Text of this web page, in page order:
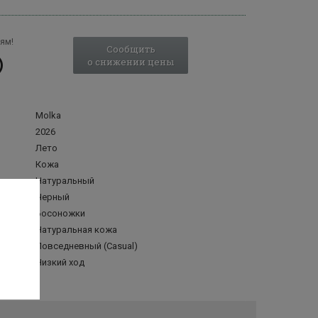
Сообщить
о снижении цены
Molka
2026
Лето
Кожа
Натуральный
Черный
Босоножки
Натуральная кожа
Повседневный (Casual)
Низкий ход